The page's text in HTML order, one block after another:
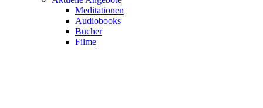
Meditationen
Audiobooks
Bücher
Filme